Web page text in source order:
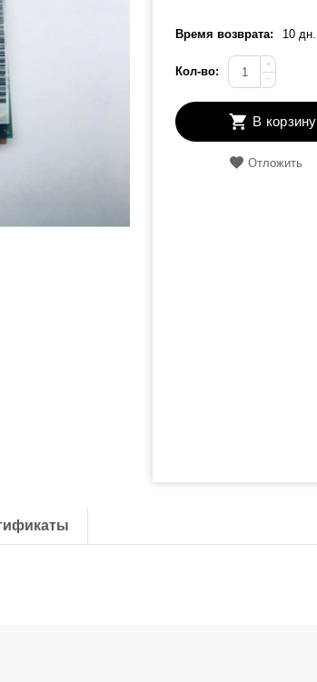
Время возврата: 10 дн.
Кол-во:
+
−
В корзину
Отложить